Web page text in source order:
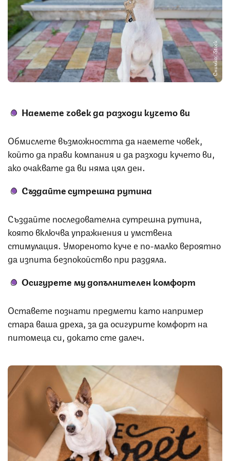
Снимка: iStock
Наемете човек да разходи кучето ви
Обмислете възможността да наемете човек,
който да прави компания и да разходи кучето ви,
ако очаквате да ви няма цял ден.
Създайте сутрешна рутина
Създайте последователна сутрешна рутина,
която включва упражнения и умствена
стимулация. Умореното куче е по-малко вероятно
да изпита безпокойство при раздяла.
Осигурете му допълнителен комфорт
Оставете познати предмети като например
стара ваша дреха, за да осигурите комфорт на
питомеца си, докато сте далеч.